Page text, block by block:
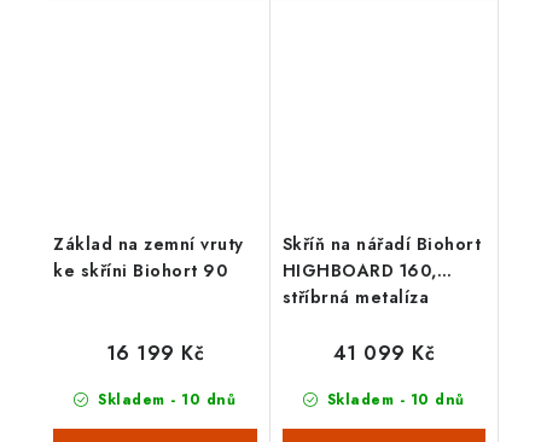
Základ na zemní vruty
ke skříni Biohort 90
Skladem - 10 dnů
16 199 Kč
Skříň na nářadí Biohort
HIGHBOARD 160,
stříbrná metalíza
Skladem - 10 dnů
41 099 Kč